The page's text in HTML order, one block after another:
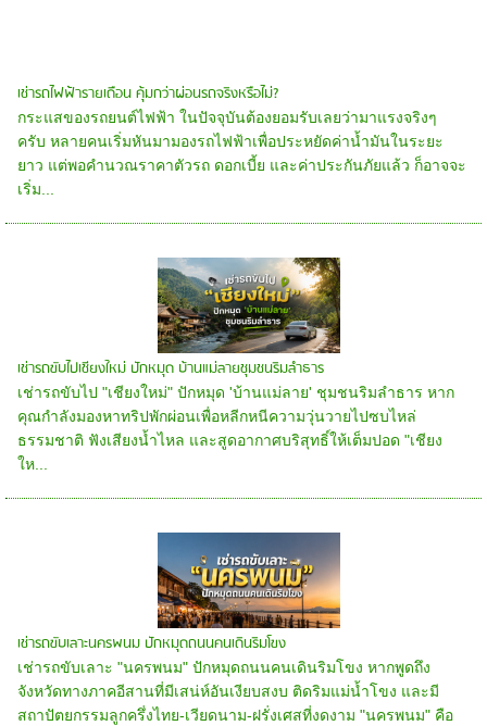
เช่ารถไฟฟ้ารายเดือน คุ้มกว่าผ่อนรถจริงหรือไม่?
กระแสของรถยนต์ไฟฟ้า ในปัจจุบันต้องยอมรับเลยว่ามาแรงจริงๆ
ครับ หลายคนเริ่มหันมามองรถไฟฟ้าเพื่อประหยัดค่าน้ำมันในระยะ
ยาว แต่พอคำนวณราคาตัวรถ ดอกเบี้ย และค่าประกันภัยแล้ว ก็อาจจะ
เริ่ม...
เช่ารถขับไปเชียงใหม่ ปักหมุด บ้านแม่ลายชุมชนริมลำธาร
เช่ารถขับไป "เชียงใหม่" ปักหมุด 'บ้านแม่ลาย' ชุมชนริมลำธาร หาก
คุณกำลังมองหาทริปพักผ่อนเพื่อหลีกหนีความวุ่นวายไปซบไหล่
ธรรมชาติ ฟังเสียงน้ำไหล และสูดอากาศบริสุทธิ์ให้เต็มปอด "เชียง
ให...
เช่ารถขับเลาะนครพนม ปักหมุดถนนคนเดินริมโขง
เช่ารถขับเลาะ "นครพนม" ปักหมุดถนนคนเดินริมโขง หากพูดถึง
จังหวัดทางภาคอีสานที่มีเสน่ห์อันเงียบสงบ ติดริมแม่น้ำโขง และมี
สถาปัตยกรรมลูกครึ่งไทย-เวียดนาม-ฝรั่งเศสที่งดงาม "นครพนม" คือ